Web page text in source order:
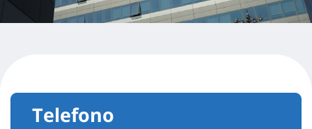
Telefono